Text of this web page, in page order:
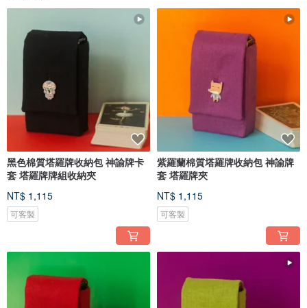
黑色棉質塔羅牌收納包 神諭牌卡
套 塔羅牌牌組收納夾
NT$ 1,115
可客製
紫羅蘭棉質塔羅牌收納包 神諭牌
套 塔羅牌夾
NT$ 1,115
可客製